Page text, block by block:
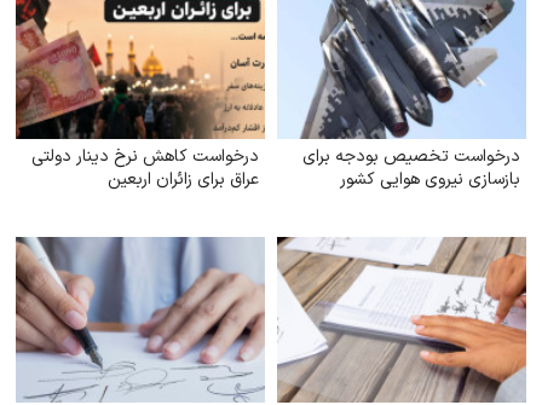
درخواست تخصیص بودجه برای
بازسازی نیروی هوایی کشور
درخواست کاهش نرخ دینار دولتی
عراق برای زائران اربعین